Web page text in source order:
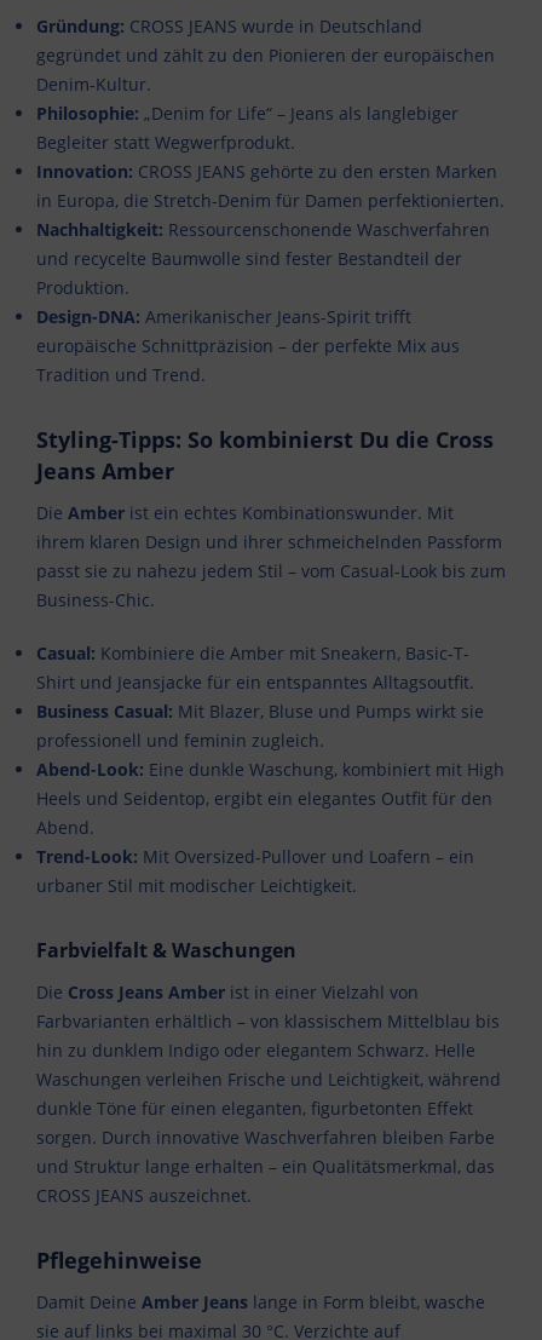
Gründung: CROSS JEANS wurde in Deutschland
gegründet und zählt zu den Pionieren der europäischen
Denim-Kultur.
Philosophie: „Denim for Life“ – Jeans als langlebiger
Begleiter statt Wegwerfprodukt.
Innovation: CROSS JEANS gehörte zu den ersten Marken
in Europa, die Stretch-Denim für Damen perfektionierten.
Nachhaltigkeit: Ressourcenschonende Waschverfahren
und recycelte Baumwolle sind fester Bestandteil der
Produktion.
Design-DNA: Amerikanischer Jeans-Spirit trifft
europäische Schnittpräzision – der perfekte Mix aus
Tradition und Trend.
Styling-Tipps: So kombinierst Du die Cross
Jeans Amber
Die Amber ist ein echtes Kombinationswunder. Mit
ihrem klaren Design und ihrer schmeichelnden Passform
passt sie zu nahezu jedem Stil – vom Casual-Look bis zum
Business-Chic.
Casual: Kombiniere die Amber mit Sneakern, Basic-T-
Shirt und Jeansjacke für ein entspanntes Alltagsoutfit.
Business Casual: Mit Blazer, Bluse und Pumps wirkt sie
professionell und feminin zugleich.
Abend-Look: Eine dunkle Waschung, kombiniert mit High
Heels und Seidentop, ergibt ein elegantes Outfit für den
Abend.
Trend-Look: Mit Oversized-Pullover und Loafern – ein
urbaner Stil mit modischer Leichtigkeit.
Farbvielfalt & Waschungen
Die Cross Jeans Amber ist in einer Vielzahl von
Farbvarianten erhältlich – von klassischem Mittelblau bis
hin zu dunklem Indigo oder elegantem Schwarz. Helle
Waschungen verleihen Frische und Leichtigkeit, während
dunkle Töne für einen eleganten, figurbetonten Effekt
sorgen. Durch innovative Waschverfahren bleiben Farbe
und Struktur lange erhalten – ein Qualitätsmerkmal, das
CROSS JEANS auszeichnet.
Pflegehinweise
Damit Deine Amber Jeans lange in Form bleibt, wasche
sie auf links bei maximal 30 °C. Verzichte auf